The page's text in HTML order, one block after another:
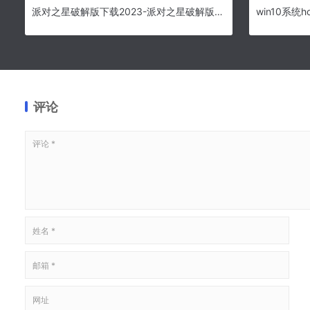
派对之星破解版下载2023-派对之星破解版无限金币钻石版下载v0.9.3.516202023 win10系统
评论